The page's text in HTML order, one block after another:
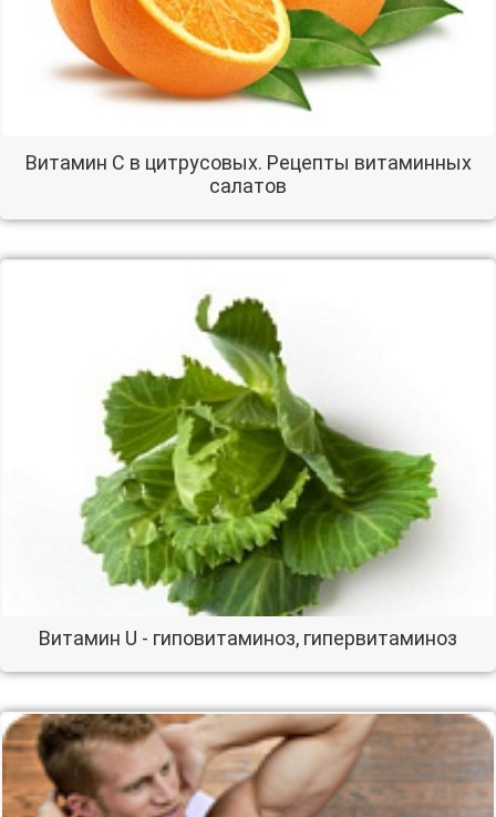
Витамин С в цитрусовых. Рецепты витаминных
салатов
Витамин U - гиповитаминоз, гипервитаминоз